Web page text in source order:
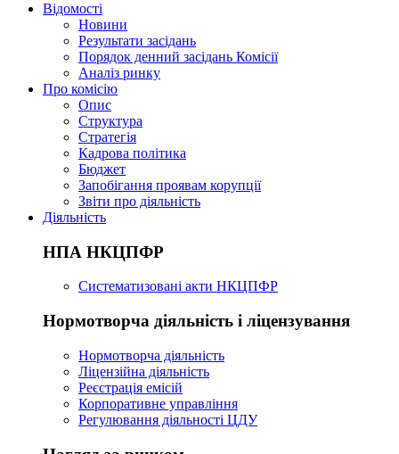
Відомості
Новини
Результати засідань
Порядок денний засідань Комісії
Аналіз ринку
Про комісію
Опис
Структура
Стратегія
Кадрова політика
Бюджет
Запобігання проявам корупції
Звіти про діяльність
Діяльність
НПА НКЦПФР
Систематизовані акти НКЦПФР
Нормотворча діяльність і ліцензування
Нормотворча діяльність
Ліцензійна діяльність
Реєстрація емісій
Корпоративне управління
Регулювання діяльності ЦДУ